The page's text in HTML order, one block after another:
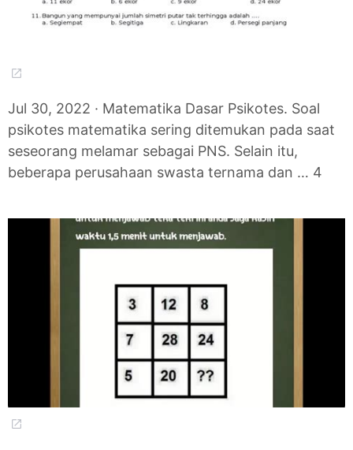
Jul 30, 2022 · Matematika Dasar Psikotes. Soal
psikotes matematika sering ditemukan pada saat
seseorang melamar sebagai PNS. Selain itu,
beberapa perusahaan swasta ternama dan … 4